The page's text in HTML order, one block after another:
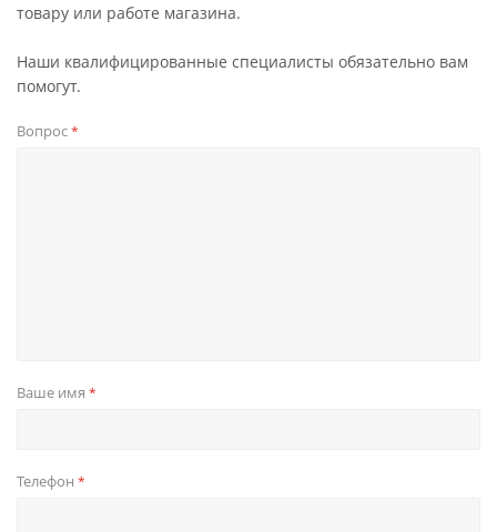
товару или работе магазина.
Наши квалифицированные специалисты обязательно вам
помогут.
Вопрос*
Ваше имя *
Телефон *